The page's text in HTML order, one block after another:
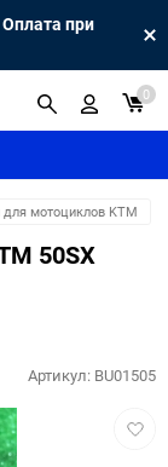
при
0
мотоциклов KTM
50SX
Артикул: BU01505